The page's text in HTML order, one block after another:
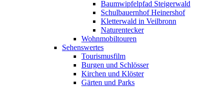
Baumwipfelpfad Steigerwald
Schulbauernhof Heinershof
Kletterwald in Veilbronn
Naturentecker
Wohnmobiltouren
Sehenswertes
Tourismusfilm
Burgen und Schlösser
Kirchen und Klöster
Gärten und Parks